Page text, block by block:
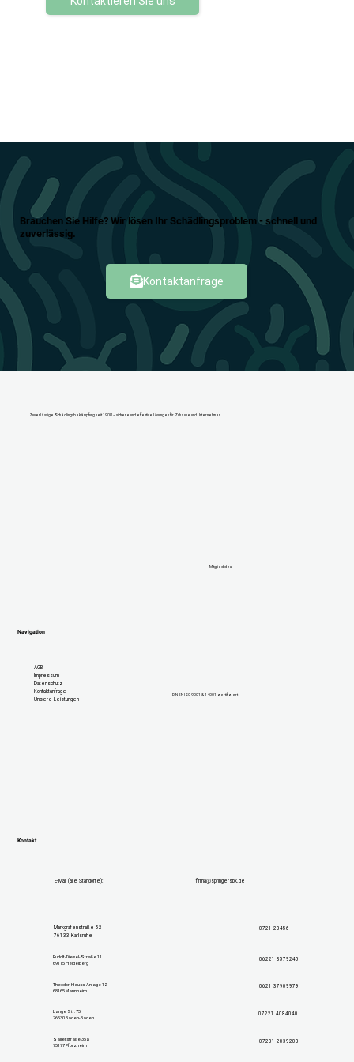
Brauchen Sie Hilfe? Wir lösen Ihr Schädlingsproblem - schnell und
zuverlässig.
Kontaktanfrage
DIN EN ISO 9001 & 14001 zertifiziert
Mitglied des
Zuverlässige Schädlingsbekämpfung seit 1908 – sichere und effektive Lösungen für Zuhause und Unternehmen.
Navigation
AGB
Impressum
Datenschutz
Kontaktanfrage
Unsere Leistungen
Kontakt
Markgrafenstraße 52
76133 Karlsruhe
0721 23456
Rudolf-Diesel-Straße 11
69115 Heidelberg
06221 3579245
Theodor-Heuss-Anlage 12
68165 Mannheim
0621 37909979
Lange Str. 75
76530 Baden-Baden
07221 4084040
Salierstraße 35a
75177 Pforzheim
07231 2839203
E-Mail (alle Standorte): firma@springersbk.de